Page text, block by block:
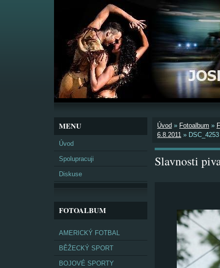
MENU
Úvod
Spolupracuji
Diskuse
FOTOALBUM
AMERICKÝ FOTBAL
BĚŽECKÝ SPORT
BOJOVÉ SPORTY
Úvod » Fotoalbum »
6.8.2011 » DSC_4253
Slavnosti